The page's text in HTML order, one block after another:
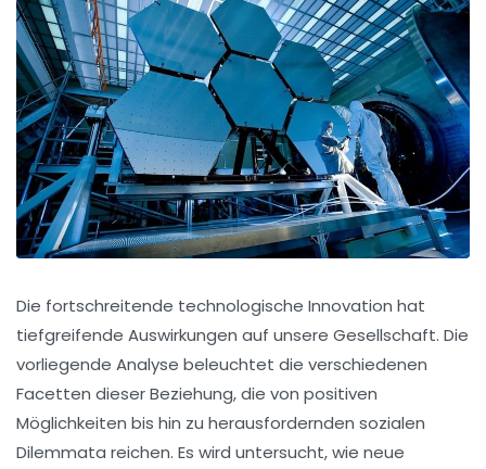
Die fortschreitende technologische Innovation hat
tiefgreifende Auswirkungen auf unsere Gesellschaft. Die
vorliegende Analyse beleuchtet die verschiedenen
Facetten dieser Beziehung, die von positiven
Möglichkeiten bis hin zu herausfordernden sozialen
Dilemmata reichen. Es wird untersucht, wie neue